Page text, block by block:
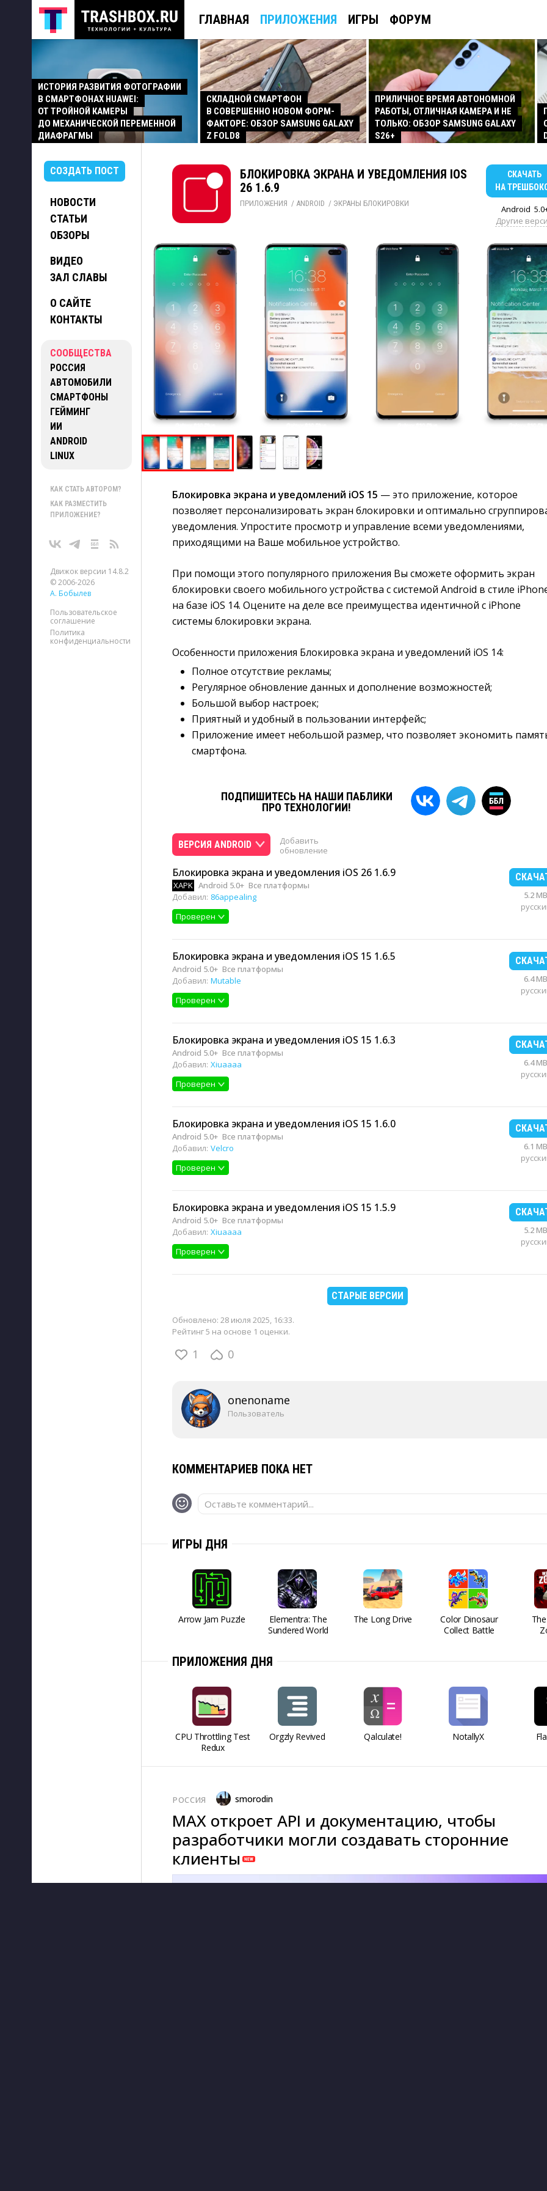
ГЛАВНАЯ ПРИЛОЖЕНИЯ ИГРЫ ФОРУМ
ИСТОРИЯ РАЗВИТИЯ ФОТОГРАФИИ
В СМАРТФОНАХ HUAWEI:
ОТ ТРОЙНОЙ КАМЕРЫ
ДО МЕХАНИЧЕСКОЙ ПЕРЕМЕННОЙ
ДИАФРАГМЫ
СКЛАДНОЙ СМАРТФОН
В СОВЕРШЕННО НОВОМ ФОРМ-
ФАКТОРЕ: ОБЗОР SAMSUNG GALAXY
Z FOLD8
ПРИЛИЧНОЕ ВРЕМЯ АВТОНОМНОЙ
РАБОТЫ, ОТЛИЧНАЯ КАМЕРА И НЕ
ТОЛЬКО: ОБЗОР SAMSUNG GALAXY
S26+
СОЗДАТЬ ПОСТ
НОВОСТИ
СТАТЬИ
ОБЗОРЫ
ВИДЕО
ЗАЛ СЛАВЫ
О САЙТЕ
КОНТАКТЫ
СООБЩЕСТВА
РОССИЯ
АВТОМОБИЛИ
СМАРТФОНЫ
ГЕЙМИНГ
ИИ
ANDROID
LINUX
КАК СТАТЬ АВТОРОМ?
КАК РАЗМЕСТИТЬ
ПРИЛОЖЕНИЕ?
Движок версии 14.8.2
© 2006-2026
А. Бобылев
Пользовательское
соглашение
Политика
конфиденциальности
БЛОКИРОВКА ЭКРАНА И УВЕДОМЛЕНИЯ IOS
26 1.6.9
ПРИЛОЖЕНИЯ / ANDROID / ЭКРАНЫ БЛОКИРОВКИ
СКАЧАТЬ
НА
Android
Другие
Блокировка экрана и уведомлений iOS 15 — это приложение, которое
позволяет персонализировать экран блокировки и оптимально
уведомления. Упростите просмотр и управление всеми уведомлениями,
приходящими на Ваше мобильное устройство.
При помощи этого популярного приложения Вы сможете оформить экран
блокировки своего мобильного устройства с системой Android в стиле
на базе iOS 14. Оцените на деле все преимущества идентичной с iPhone
системы блокировки экрана.
Особенности приложения Блокировка экрана и уведомлений iOS 14:
Полное отсутствие рекламы;
Регулярное обновление данных и дополнение возможностей;
Большой выбор настроек;
Приятный и удобный в пользовании интерфейс;
Приложение имеет небольшой размер, что позволяет экономить
смартфона.
ПОДПИШИТЕСЬ НА НАШИ ПАБЛИКИ
ПРО ТЕХНОЛОГИИ!
ВЕРСИЯ ANDROID
Добавить
обновление
Блокировка экрана и уведомления iOS 26 1.6.9
XAPK Android 5.0+ Все платформы
Добавил: 86appealing
Проверен
5.2 MB
Блокировка экрана и уведомления iOS 15 1.6.5
Android 5.0+ Все платформы
Добавил: Mutable
Проверен
6.4 MB
Блокировка экрана и уведомления iOS 15 1.6.3
Android 5.0+ Все платформы
Добавил: Xiuaaaa
Проверен
6.4 MB
Блокировка экрана и уведомления iOS 15 1.6.0
Android 5.0+ Все платформы
Добавил: Velcro
Проверен
6.1 MB
Блокировка экрана и уведомления iOS 15 1.5.9
Android 5.0+ Все платформы
Добавил: Xiuaaaa
Проверен
5.2 MB
СТАРЫЕ ВЕРСИИ
Обновлено: 28 июля 2025, 16:33.
Рейтинг 5 на основе 1 оценки.
1 0
onenoname
Пользователь
КОММЕНТАРИЕВ ПОКА НЕТ
Оставьте комментарий...
ИГРЫ ДНЯ
Arrow Jam Puzzle
Elementra: The
Sundered World
The Long Drive
Color Dinosaur
Collect Battle
ПРИЛОЖЕНИЯ ДНЯ
CPU Throttling Test
Redux
Orgzly Revived Qalculate! NotallyX
РОССИЯ smorodin
MAX откроет API и документацию, чтобы
разработчики могли создавать сторонние
клиенты